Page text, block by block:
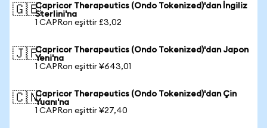
🇬🇧Capricor Therapeutics (Ondo Tokenized)'dan İngiliz
Sterlini'na
1 CAPRon eşittir £3,02
🇯🇵Capricor Therapeutics (Ondo Tokenized)'dan Japon
Yeni'na
1 CAPRon eşittir ¥643,01
🇨🇳Capricor Therapeutics (Ondo Tokenized)'dan Çin
Yuanı'na
1 CAPRon eşittir ¥27,40